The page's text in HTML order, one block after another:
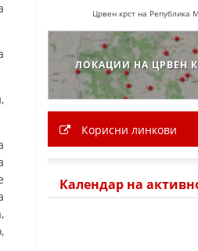
Црвен крст на Република
ЛОКАЦИИ НА ЦРВЕН
Корисни линкови
Календар на